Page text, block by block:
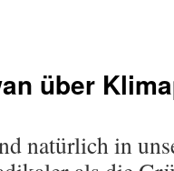
über
natürlich in